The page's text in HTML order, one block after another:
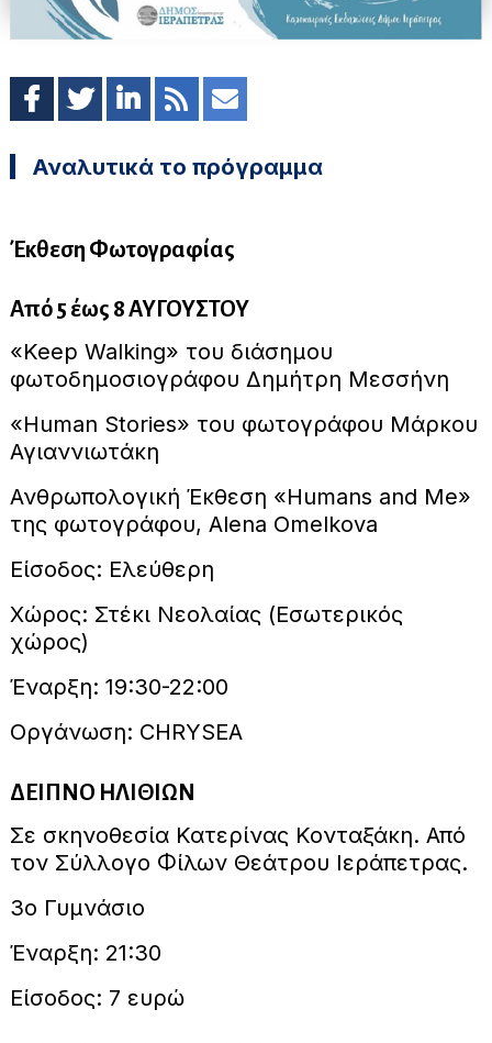
Αναλυτικά το πρόγραμμα
Έκθεση Φωτογραφίας
Από 5 έως 8 ΑΥΓΟΥΣΤΟΥ
«Keep Walking» του διάσημου
φωτοδημοσιογράφου Δημήτρη Μεσσήνη
«Human Stories» του φωτογράφου Μάρκου
Αγιαννιωτάκη
Ανθρωπολογική Έκθεση «Humans and Me»
της φωτογράφου, Alena Omelkova
Είσοδος: Ελεύθερη
Χώρος: Στέκι Νεολαίας (Εσωτερικός
χώρος)
Έναρξη: 19:30-22:00
Οργάνωση: CHRYSEA
ΔΕΙΠΝΟ ΗΛΙΘΙΩΝ
Σε σκηνοθεσία Κατερίνας Κονταξάκη. Από
τον Σύλλογο Φίλων Θεάτρου Ιεράπετρας.
3ο Γυμνάσιο
Έναρξη: 21:30
Είσοδος: 7 ευρώ